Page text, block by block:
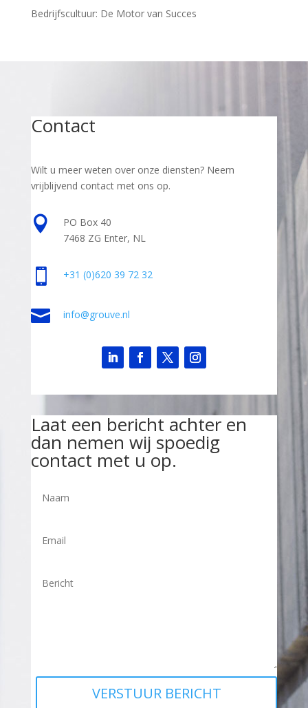
Bedrijfscultuur: De Motor van Succes
Contact
Wilt u meer weten over onze diensten? Neem
vrijblijvend contact met ons op.

PO Box 40
7468 ZG Enter, NL
 +31 (0)620 39 72 32
 info@grouve.nl
Laat een bericht achter en
dan nemen wij spoedig
contact met u op.
VERSTUUR BERICHT